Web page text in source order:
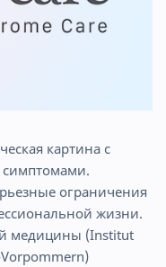
картина с
ограничения
жизни.
медицины (Institut